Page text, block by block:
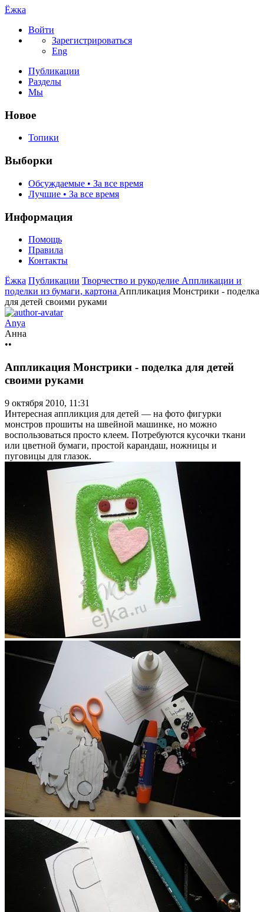
Ёжка
Войти
Зарегистрироваться
Eng
Публикации
Разделы
Мы
Новое
Топики
Выборки
Обсуждаемые • За все время
Лучшие • За все время
Информация
Помощь
Правила
Контакты
Ёжка Публикации Творчество и рукоделие Аппликации и
поделки из бумаги, картона Аппликация Монстрики - поделка
для детей своими руками
Anya
Анна
••
Аппликация Монстрики - поделка для детей
своими руками
9 октября 2010, 11:31
Интересная аппликция для детей — на фото фигурки
монстров прошиты на швейной машинке, но можно
воспользоваться просто клеем. Потребуются кусочки ткани
или цветной бумаги, простой карандаш, ножницы и
пуговицы для глазок.